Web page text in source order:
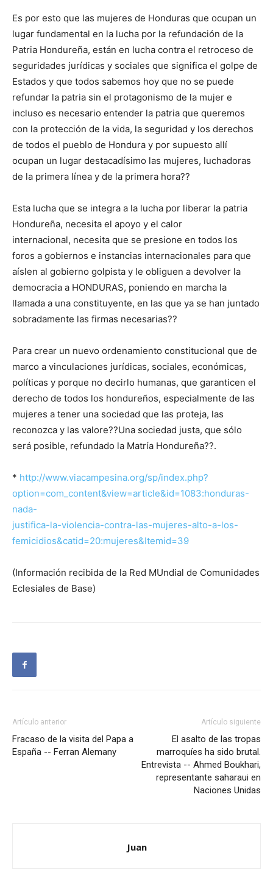
Es por esto que las mujeres de Honduras que ocupan un
lugar fundamental en la lucha por la refundación de la
Patria Hondureña, están en lucha contra el retroceso de
seguridades jurídicas y sociales que significa el golpe de
Estados y que todos sabemos hoy que no se puede
refundar la patria sin el protagonismo de la mujer e
incluso es necesario entender la patria que queremos
con la protección de la vida, la seguridad y los derechos
de todos el pueblo de Hondura y por supuesto allí
ocupan un lugar destacadísimo las mujeres, luchadoras
de la primera línea y de la primera hora??
Esta lucha que se integra a la lucha por liberar la patria
Hondureña, necesita el apoyo y el calor
internacional, necesita que se presione en todos los
foros a gobiernos e instancias internacionales para que
aíslen al gobierno golpista y le obliguen a devolver la
democracia a HONDURAS, poniendo en marcha la
llamada a una constituyente, en las que ya se han juntado
sobradamente las firmas necesarias??
Para crear un nuevo ordenamiento constitucional que de
marco a vinculaciones jurídicas, sociales, económicas,
políticas y porque no decirlo humanas, que garanticen el
derecho de todos los hondureños, especialmente de las
mujeres a tener una sociedad que las proteja, las
reconozca y las valore??Una sociedad justa, que sólo
será posible, refundado la Matría Hondureña??.
* http://www.viacampesina.org/sp/index.php?
option=com_content&view=article&id=1083:honduras-
nada-
justifica-la-violencia-contra-las-mujeres-alto-a-los-
femicidios&catid=20:mujeres&Itemid=39
(Información recibida de la Red MUndial de Comunidades
Eclesiales de Base)
Artículo anterior
Fracaso de la visita del Papa a
España -- Ferran Alemany
Artículo siguiente
El asalto de las tropas
marroquíes ha sido brutal.
Entrevista -- Ahmed Boukhari,
representante saharaui en
Naciones Unidas
Juan